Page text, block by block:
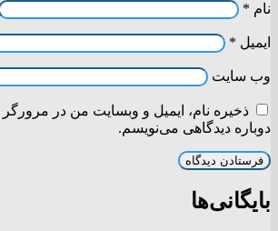
نام *
ایمیل *
وب‌ سایت
ذخیره نام، ایمیل و وبسایت من در
دوباره دیدگاهی می‌نویسم.
بایگانی‌ها